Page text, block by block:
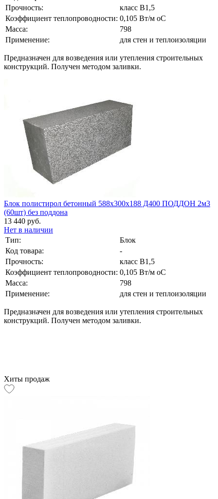
Прочность:
класс В1,5
Коэффициент теплопроводности: 0,105 Вт/м оС
Масса:
798
Применение:
для стен и теплоизоляции
Предназначен для возведения или утепления строительных
конструкций. Получен методом заливки.
Блок полистирол бетонный 588х300х188 Д400 ПОДДОН 2м3
(60шт) без поддона
13 440 руб.
Нет в наличии
Тип:
Блок
Код товара:
-
Прочность:
класс В1,5
Коэффициент теплопроводности: 0,105 Вт/м оС
Масса:
798
Применение:
для стен и теплоизоляции
Предназначен для возведения или утепления строительных
конструкций. Получен методом заливки.
Хиты продаж